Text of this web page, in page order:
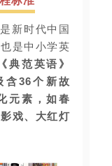
新时代中国
是中小学英
《典范英语》
含36个新故
元素，如春
戏、大红灯